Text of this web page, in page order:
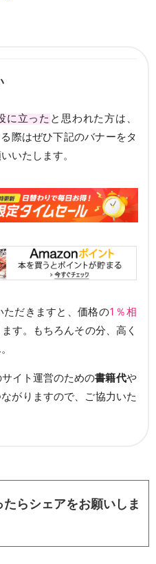
に立った と思われた方は、
際はぜひ下記のバナーをタ
いたします。
ただきますと、価格の1％相
す。もちろんその分、高く
イト運営のための書籍代や
がりますので、ご協力いた
らシェアをお願いしま